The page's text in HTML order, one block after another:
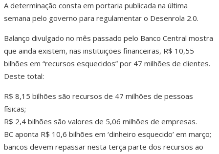
A determinação consta em portaria publicada na última
semana pelo governo para regulamentar o Desenrola 2.0.
Balanço divulgado no mês passado pelo Banco Central mostra
que ainda existem, nas instituições financeiras, R$ 10,55
bilhões em “recursos esquecidos” por 47 milhões de clientes.
Deste total:
R$ 8,15 bilhões são recursos de 47 milhões de pessoas
físicas;
R$ 2,4 bilhões são valores de 5,06 milhões de empresas.
BC aponta R$ 10,6 bilhões em ‘dinheiro esquecido’ em março;
bancos devem repassar nesta terça parte dos recursos ao